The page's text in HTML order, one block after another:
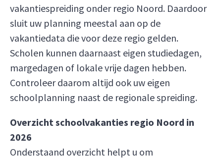
vakantiespreiding onder regio Noord. Daardoor
sluit uw planning meestal aan op de
vakantiedata die voor deze regio gelden.
Scholen kunnen daarnaast eigen studiedagen,
margedagen of lokale vrije dagen hebben.
Controleer daarom altijd ook uw eigen
schoolplanning naast de regionale spreiding.
Overzicht schoolvakanties regio Noord in
2026
Onderstaand overzicht helpt u om